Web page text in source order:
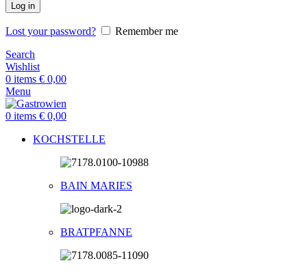
Log in
Lost your password?
Remember me
Search
Wishlist
0 items € 0,00
Menu
0 items € 0,00
KOCHSTELLE
BAIN MARIES
BRATPFANNE